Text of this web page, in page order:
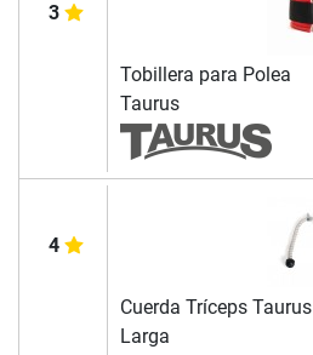
3
Tobillera para Polea
Taurus
4
Cuerda Tríceps Taurus
Larga